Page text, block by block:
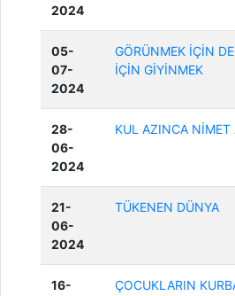
2024
05-
07-
2024
GÖRÜNMEK İÇİN
İÇİN GİYİNMEK
28-
06-
2024
KUL AZINCA NİMET
21-
06-
2024
TÜKENEN DÜNYA
16-
ÇOCUKLARIN